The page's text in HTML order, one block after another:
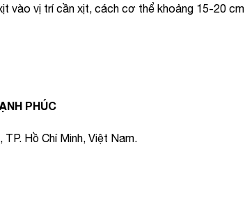
vào vị trí cần xịt, cách cơ thể khoảng 15-20 cm.
PHÚC
Hồ Chí Minh, Việt Nam.